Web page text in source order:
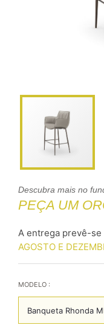
Descubra mais no
PEÇA UM
A entrega prevê-se
AGOSTO E
MODELO :